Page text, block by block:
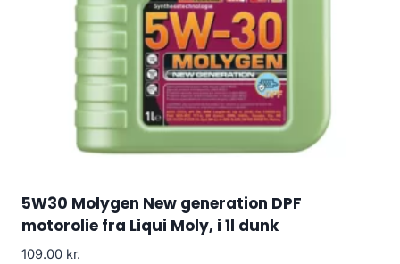
5W30 Molygen New generation DPF
motorolie fra Liqui Moly, i 1l dunk
109.00 kr.